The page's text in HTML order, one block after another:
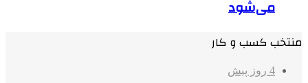
می‌شود
منتخب کسب و کار
4 روز پیش